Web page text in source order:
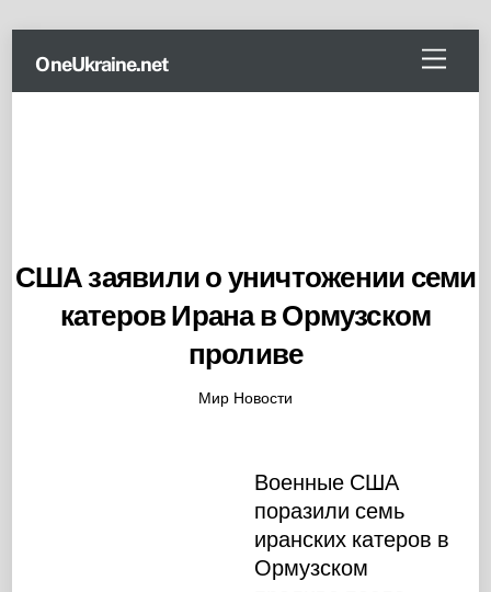
content
Menu
OneUkraine.net
США заявили о уничтожении семи
катеров Ирана в Ормузском
проливе
Мир Новости
Военные США
поразили семь
иранских катеров в
Ормузском